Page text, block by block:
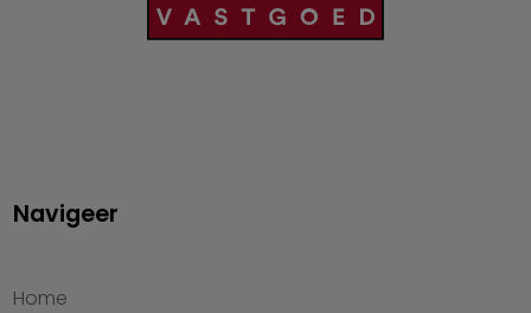
Navigeer
Home